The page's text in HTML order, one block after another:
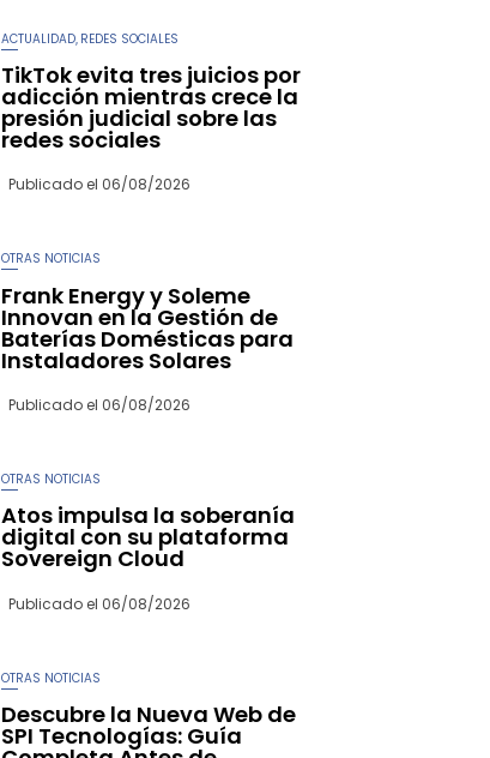
ACTUALIDAD REDES SOCIALES
TikTok evita tres juicios por
adicción mientras crece la
presión judicial sobre las
redes sociales
Publicado el 06/08/2026
OTRAS NOTICIAS
Frank Energy y Soleme
Innovan en la Gestión de
Baterías Domésticas para
Instaladores Solares
Publicado el 06/08/2026
OTRAS NOTICIAS
Atos impulsa la soberanía
digital con su plataforma
Sovereign Cloud
Publicado el 06/08/2026
OTRAS NOTICIAS
Descubre la Nueva Web de
SPI Tecnologías: Guía